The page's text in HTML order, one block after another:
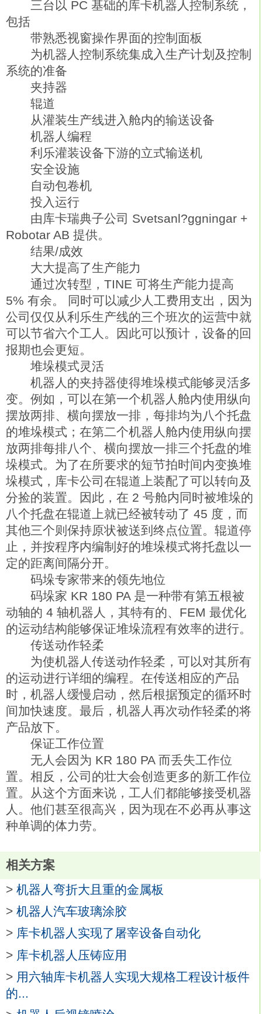
三台以 PC 基础的库卡机器人控制系统，
包括
带熟悉视窗操作界面的控制面板
为机器人控制系统集成入生产计划及控制
系统的准备
夹持器
辊道
从灌装生产线进入舱内的输送设备
机器人编程
利乐灌装设备下游的立式输送机
安全设施
自动包卷机
投入运行
由库卡瑞典子公司 Svetsanl?ggningar +
Robotar AB 提供。
结果/成效
大大提高了生产能力
通过次转型，TINE 可将生产能力提高
5% 有余。 同时可以减少人工费用支出，因为
公司仅仅从利乐生产线的三个班次的运营中就
可以节省六个工人。因此可以预计，设备的回
报期也会更短。
堆垛模式灵活
机器人的夹持器使得堆垛模式能够灵活多
变。例如，可以在第一个机器人舱内使用纵向
摆放两排、横向摆放一排，每排均为八个托盘
的堆垛模式；在第二个机器人舱内使用纵向摆
放两排每排八个、横向摆放一排三个托盘的堆
垛模式。为了在所要求的短节拍时间内变换堆
垛模式，库卡公司在辊道上装配了可以转向及
分捡的装置。因此，在 2 号舱内同时被堆垛的
八个托盘在辊道上就已经被转动了 45 度，而
其他三个则保持原状被送到终点位置。辊道停
止，并按程序内编制好的堆垛模式将托盘以一
定的距离间隔分开。
码垛专家带来的领先地位
码垛家 KR 180 PA 是一种带有第五根被
动轴的 4 轴机器人，其特有的、FEM 最优化
的运动结构能够保证堆垛流程有效率的进行。
传送动作轻柔
为使机器人传送动作轻柔，可以对其所有
的运动进行详细的编程。在传送相应的产品
时，机器人缓慢启动，然后根据预定的循环时
间加快速度。最后，机器人再次动作轻柔的将
产品放下。
保证工作位置
无人会因为 KR 180 PA 而丢失工作位
置。相反，公司的壮大会创造更多的新工作位
置。从这个方面来说，工人们都能够接受机器
人。他们甚至很高兴，因为现在不必再从事这
种单调的体力劳。
相关方案
> 机器人弯折大且重的金属板
> 机器人汽车玻璃涂胶
> 库卡机器人实现了屠宰设备自动化
> 库卡机器人压铸应用
> 用六轴库卡机器人实现大规格工程设计板件
的...